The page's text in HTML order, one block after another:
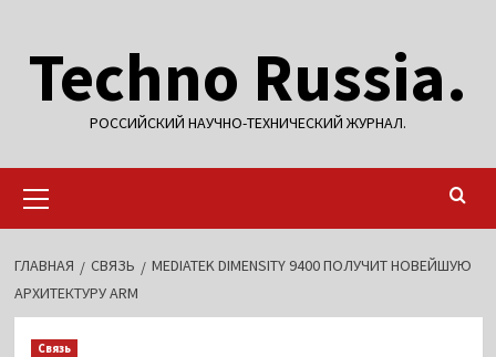
содержимому
Techno Russia.
РОССИЙСКИЙ НАУЧНО-ТЕХНИЧЕСКИЙ ЖУРНАЛ.
меню
ГЛАВНАЯ СВЯЗЬ
MEDIATEK DIMENSITY 9400 ПОЛУЧИТ НОВЕЙШУЮ
АРХИТЕКТУРУ ARM
Связь